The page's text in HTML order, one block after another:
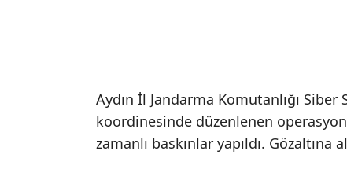
Aydın İl Jandarma Komutanlığı
koordinesinde düzenlenen
zamanlı baskınlar yapıldı.